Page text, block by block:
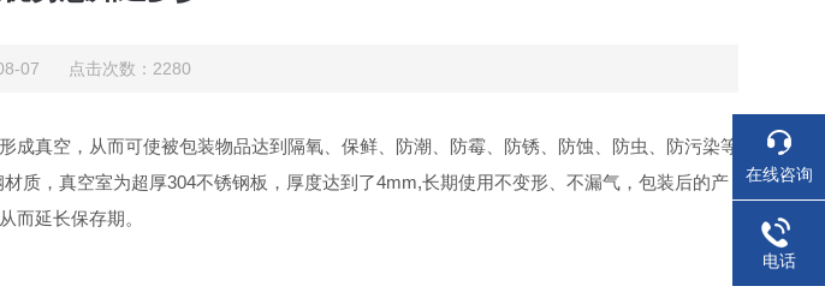
07 点击次数：2280
真空，从而可使被包装物品达到隔氧、保鲜、防潮、防霉、防锈、防蚀、防虫、防污染等
质，真空室为超厚304不锈钢板，厚度达到了4mm,长期使用不变形、不漏气，包装后的产
而延长保存期。
在线咨询
电话